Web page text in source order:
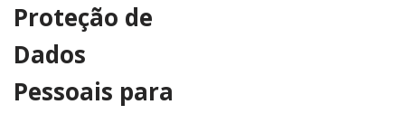
Proteção de
Dados
Pessoais para